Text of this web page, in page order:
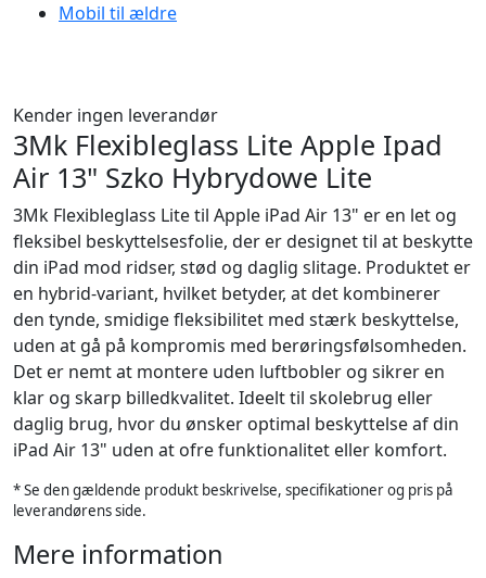
Mobil til ældre
Kender ingen leverandør
3Mk Flexibleglass Lite Apple Ipad
Air 13" Szko Hybrydowe Lite
3Mk Flexibleglass Lite til Apple iPad Air 13" er en let og
fleksibel beskyttelsesfolie, der er designet til at beskytte
din iPad mod ridser, stød og daglig slitage. Produktet er
en hybrid-variant, hvilket betyder, at det kombinerer
den tynde, smidige fleksibilitet med stærk beskyttelse,
uden at gå på kompromis med berøringsfølsomheden.
Det er nemt at montere uden luftbobler og sikrer en
klar og skarp billedkvalitet. Ideelt til skolebrug eller
daglig brug, hvor du ønsker optimal beskyttelse af din
iPad Air 13" uden at ofre funktionalitet eller komfort.
* Se den gældende produkt beskrivelse, specifikationer og pris på
leverandørens side.
Mere information